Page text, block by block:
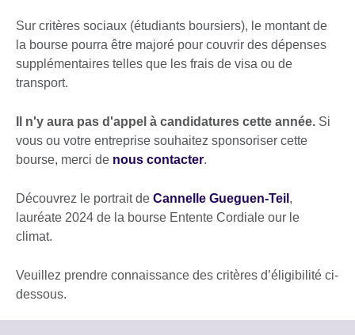
Sur critères sociaux (étudiants boursiers), le montant de
la bourse pourra être majoré pour couvrir des dépenses
supplémentaires telles que les frais de visa ou de
transport.
Il n'y aura pas d'appel à candidatures cette année. Si
vous ou votre entreprise souhaitez sponsoriser cette
bourse, merci de nous contacter.
Découvrez le portrait de Cannelle Gueguen-Teil ,
lauréate 2024 de la bourse Entente Cordiale our le
climat.
Veuillez prendre connaissance des critères d’éligibilité ci-
dessous.